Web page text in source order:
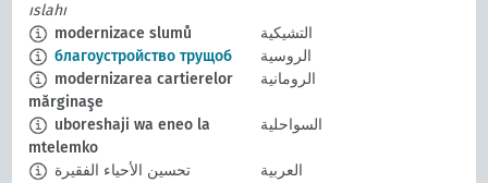
ıslahı
modernizace slumů
التشيكية
благоустройство трущоб
الروسية
modernizarea cartierelor
mărginaşe
الرومانية
uboreshaji wa eneo la
mtelemko
السواحلية
تحسين الأحياء الفقيرة
العربية